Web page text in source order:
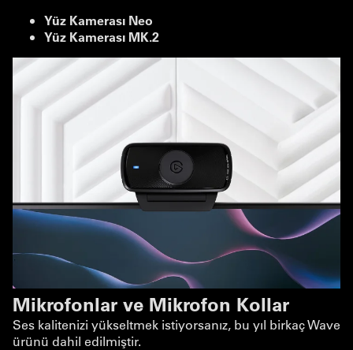
Yüz Kamerası Neo
Yüz Kamerası MK.2
Mikrofonlar ve Mikrofon Kollar
Ses kalitenizi yükseltmek istiyorsanız, bu yıl birkaç Wave
ürünü dahil edilmiştir.